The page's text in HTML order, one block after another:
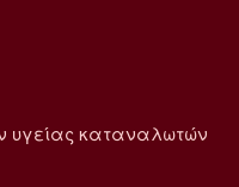
υγείας καταναλωτών